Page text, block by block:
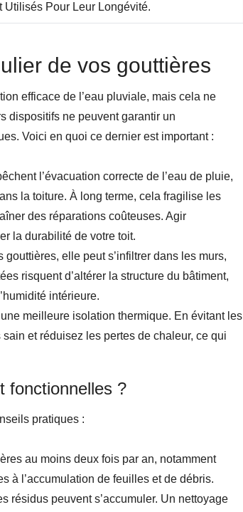
Utilisés Pour Leur Longévité.
de vos gouttières
efficace de l’eau pluviale, mais cela ne
dispositifs ne peuvent garantir un
Voici en quoi ce dernier est important :
l’évacuation correcte de l’eau de pluie,
la toiture. À long terme, cela fragilise les
des réparations coûteuses. Agir
la durabilité de votre toit.
gouttières, elle peut s’infiltrer dans les murs,
risquent d’altérer la structure du bâtiment,
intérieure.
meilleure isolation thermique. En évitant les
et réduisez les pertes de chaleur, ce qui
fonctionnelles ?
pratiques :
au moins deux fois par an, notamment
à l’accumulation de feuilles et de débris.
résidus peuvent s’accumuler. Un nettoyage